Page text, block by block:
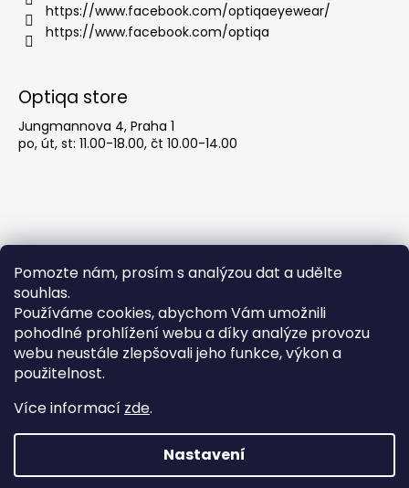
Pomozte nám, prosím s analýzou dat a udělte
souhlas.
Používáme cookies, abychom Vám umožnili
pohodlné prohlížení webu a díky analýze provozu
webu neustále zlepšovali jeho funkce, výkon a
použitelnost.
Více informací zde.
Nastavení
Pozor! Ůterý 21.7. máme zavřeno! Více brýlí
najdete u nás v obchodě, Jungmannova
https://www.facebook.com/optiqaeyewear/
https://www.facebook.com/optiqa
Optiqa store
Jungmannova 4, Praha 1
po, út, st: 11.00-18.00, čt 10.00-14.00
Obchodní podmínky
Podmínky ochrany osobních údajů